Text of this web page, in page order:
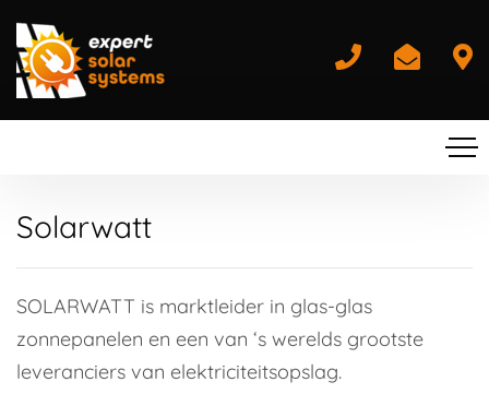
Solarwatt
SOLARWATT is marktleider in glas-glas
zonnepanelen en een van ‘s werelds grootste
leveranciers van elektriciteitsopslag.